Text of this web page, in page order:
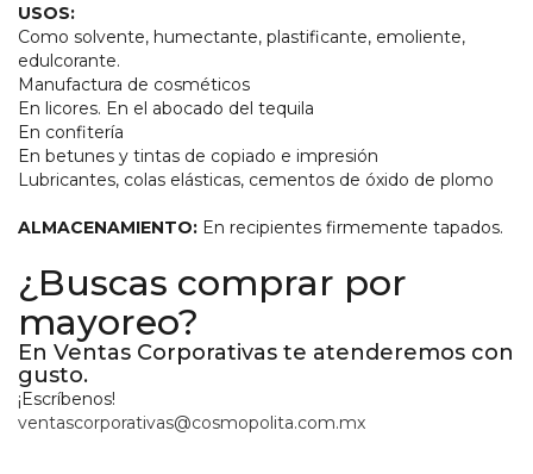
USOS:
Como solvente, humectante, plastificante, emoliente,
edulcorante.
Manufactura de cosméticos
En licores. En el abocado del tequila
En confitería
En betunes y tintas de copiado e impresión
Lubricantes, colas elásticas, cementos de óxido de plomo
ALMACENAMIENTO: En recipientes firmemente tapados.
¿Buscas comprar por
mayoreo?
En Ventas Corporativas te atenderemos con
gusto.
¡Escríbenos!
ventascorporativas@cosmopolita.com.mx